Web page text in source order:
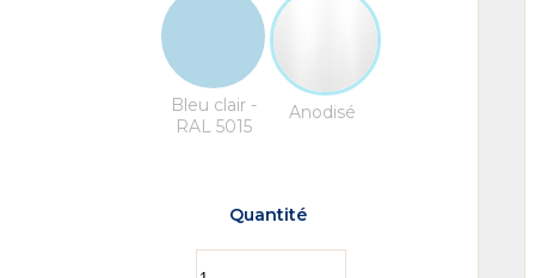
Bleu clair -
RAL 5015
Anodisé
Quantité